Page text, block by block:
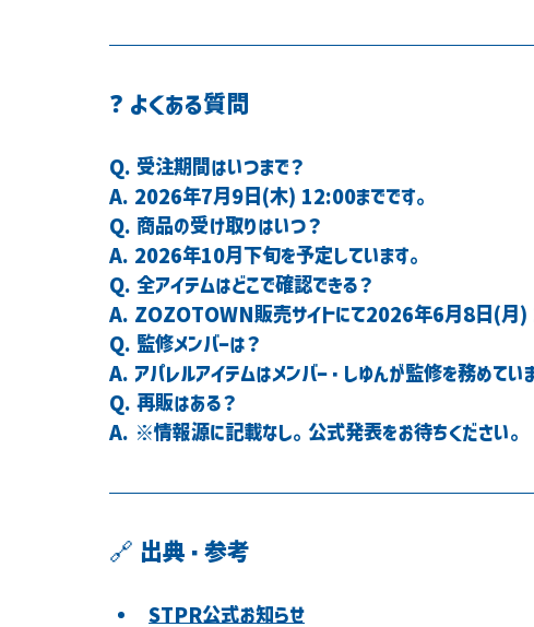
❓ よくある質問
Q. 受注期間はいつまで？
A. 2026年7月9日(木) 12:00までです。
Q. 商品の受け取りはいつ？
A. 2026年10月下旬を予定しています。
Q. 全アイテムはどこで確認できる？
A. ZOZOTOWN販売サイトにて2026年6月8日(月)
Q. 監修メンバーは？
A. アパレルアイテムはメンバー・しゆんが監修を務めてい
Q. 再販はある？
A. ※情報源に記載なし。公式発表をお待ちください。
🔗 出典・参考
STPR公式お知らせ